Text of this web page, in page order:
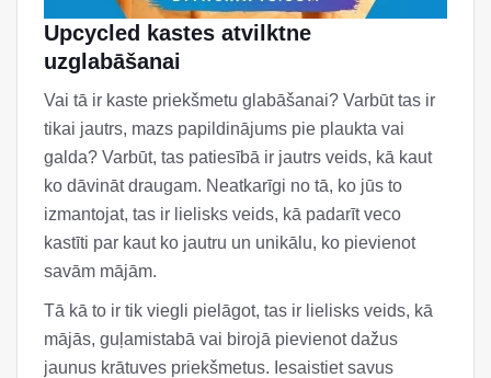
Upcycled kastes atvilktne
uzglabāšanai
Vai tā ir kaste priekšmetu glabāšanai? Varbūt tas ir
tikai jautrs, mazs papildinājums pie plaukta vai
galda? Varbūt, tas patiesībā ir jautrs veids, kā kaut
ko dāvināt draugam. Neatkarīgi no tā, ko jūs to
izmantojat, tas ir lielisks veids, kā padarīt veco
kastīti par kaut ko jautru un unikālu, ko pievienot
savām mājām.
Tā kā to ir tik viegli pielāgot, tas ir lielisks veids, kā
mājās, guļamistabā vai birojā pievienot dažus
jaunus krātuves priekšmetus. Iesaistiet savus